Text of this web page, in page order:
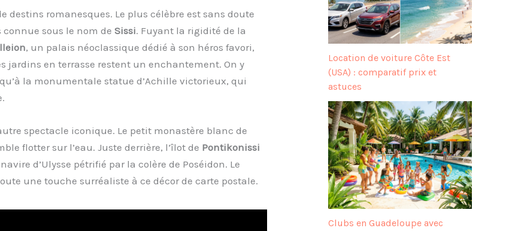
destins romanesques. Le plus célèbre est sans doute
sous le nom de Sissi. Fuyant la rigidité de la
, un palais néoclassique dédié à son héros favori,
jardins en terrasse restent un enchantement. On y
la monumentale statue d’Achille victorieux, qui
spectacle iconique. Le petit monastère blanc de
flotter sur l’eau. Juste derrière, l’îlot de Pontikonissi
d’Ulysse pétrifié par la colère de Poséidon. Le
une touche surréaliste à ce décor de carte postale.
Location de voiture Côte Est
(USA) : comparatif prix et
astuces
Clubs en Guadeloupe avec